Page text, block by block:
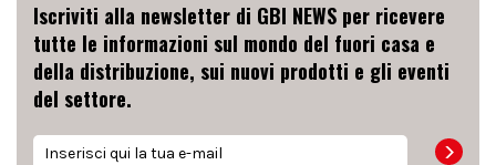
Iscriviti alla newsletter di GBI NEWS per ricevere
tutte le informazioni sul mondo del fuori casa e
della distribuzione, sui nuovi prodotti e gli eventi
del settore.